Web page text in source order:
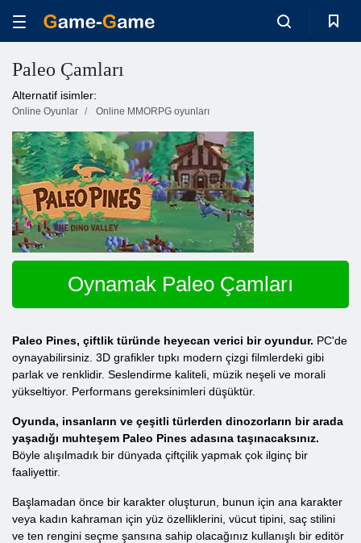
Paleo Çamları
Alternatif isimler:
Online Oyunlar Online MMORPG oyunları
Oynamak Paleo Çamları
Paleo Pines, çiftlik türünde heyecan verici bir oyundur. PC'de
oynayabilirsiniz. 3D grafikler tıpkı modern çizgi filmlerdeki gibi
parlak ve renklidir. Seslendirme kaliteli, müzik neşeli ve morali
yükseltiyor. Performans gereksinimleri düşüktür.
Oyunda, insanların ve çeşitli türlerden dinozorların bir arada
yaşadığı muhteşem Paleo Pines adasına taşınacaksınız.
Böyle alışılmadık bir dünyada çiftçilik yapmak çok ilginç bir
faaliyettir.
Başlamadan önce bir karakter oluşturun, bunun için ana karakter
veya kadın kahraman için yüz özelliklerini, vücut tipini, saç stilini
ve ten rengini seçme şansına sahip olacağınız kullanışlı bir editör